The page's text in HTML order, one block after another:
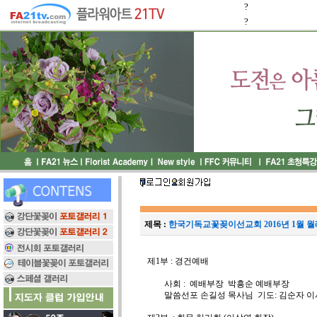
?
?
제목 : 한국기독교꽃꽂이선교회 2016년 1월
제1부 : 경건예배
사회 : 예배부장 박흥순 예배부장
말씀선포 손길성 목사님 기도: 김순자 이